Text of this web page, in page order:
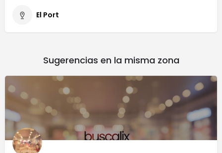
El Port
Sugerencias en la misma zona